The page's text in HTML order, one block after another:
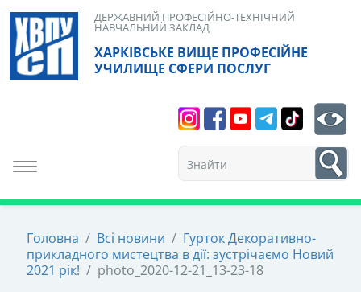
Skip
content
ХАРКІВСЬКЕ ВИЩЕ ПРОФЕСІЙНЕ
УЧИЛИЩЕ СФЕРИ ПОСЛУГ
ДЕРЖАВНИЙ ПРОФЕСІЙНО-ТЕХНІЧНИЙ
НАВЧАЛЬНИЙ ЗАКЛАД
Toggle navigation
1
Головна / Всі новини / Гурток Декоративно-
прикладного мистецтва в дії: зустрічаємо Новий
2021 рік! / photo_2020-12-21_13-23-18